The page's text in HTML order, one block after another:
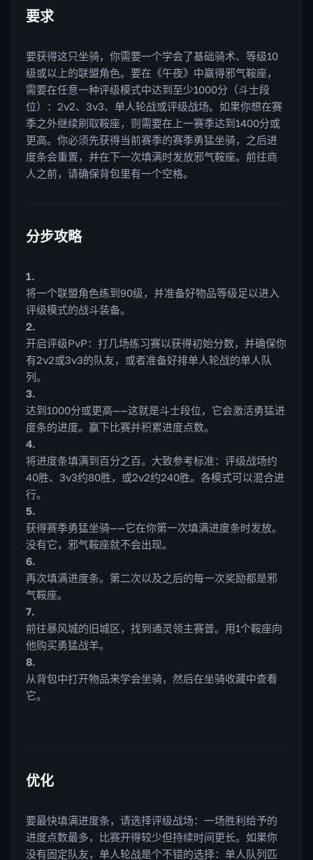
要求
要获得这只坐骑，你需要一个学会了基础骑术、等级10
级或以上的联盟角色。要在《午夜》中赢得邪气鞍座，
需要在任意一种评级模式中达到至少1000分（斗士段
位）：2v2、3v3、单人轮战或评级战场。如果你想在赛
季之外继续刷取鞍座，则需要在上一赛季达到1400分或
更高。你必须先获得当前赛季的赛季勇猛坐骑，之后进
度条会重置，并在下一次填满时发放邪气鞍座。前往商
人之前，请确保背包里有一个空格。
分步攻略
将一个联盟角色练到90级，并准备好物品等级足以进入
评级模式的战斗装备。
开启评级PvP：打几场练习赛以获得初始分数，并确保你
有2v2或3v3的队友，或者准备好排单人轮战的单人队
列。
达到1000分或更高——这就是斗士段位，它会激活勇猛进
度条的进度。赢下比赛并积累进度点数。
将进度条填满到百分之百。大致参考标准：评级战场约
40胜、3v3约80胜，或2v2约240胜。各模式可以混合进
行。
获得赛季勇猛坐骑——它在你第一次填满进度条时发放。
没有它，邪气鞍座就不会出现。
再次填满进度条。第二次以及之后的每一次奖励都是邪
气鞍座。
前往暴风城的旧城区，找到通灵领主赛普。用1个鞍座向
他购买勇猛战羊。
从背包中打开物品来学会坐骑，然后在坐骑收藏中查看
它。
优化
要最快填满进度条，请选择评级战场：一场胜利给予的
进度点数最多，比赛开得较少但持续时间更长。如果你
没有固定队友，单人轮战是个不错的选择：单人队列匹